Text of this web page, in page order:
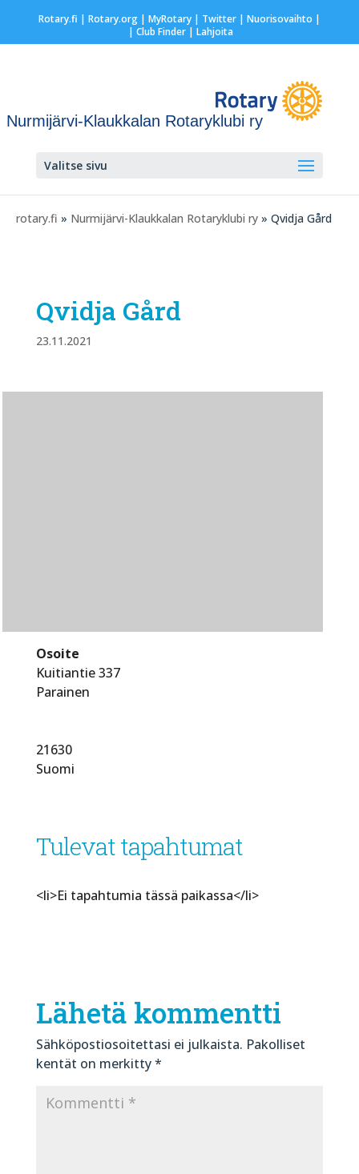
Rotary.fi | Rotary.org| MyRotary| Twitter| Nuorisovaihto |
| Club Finder| Lahjoita
Nurmijärvi-Klaukkalan Rotaryklubi ry
Valitse sivu
rotary.fi » Nurmijärvi-Klaukkalan Rotaryklubi ry » Qvidja Gård
Qvidja Gård
23.11.2021
Osoite
Kuitiantie 337
Parainen
21630
Suomi
Tulevat tapahtumat
<li>Ei tapahtumia tässä paikassa</li>
Lähetä kommentti
Sähköpostiosoitettasi ei julkaista. Pakolliset
kentät on merkitty*